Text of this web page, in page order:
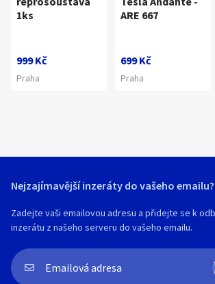
1ks
999 Kč
Praha
ARE 667
699 Kč
Praha
Nejzajímavější inzeráty do vašeho emailu?
Zadejte vaši emailovou adresu a přidejte se k
inzerátu z našeho serveru do vašeho emailu.